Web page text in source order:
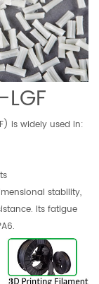
is widely used in:
stability,
Its fatigue